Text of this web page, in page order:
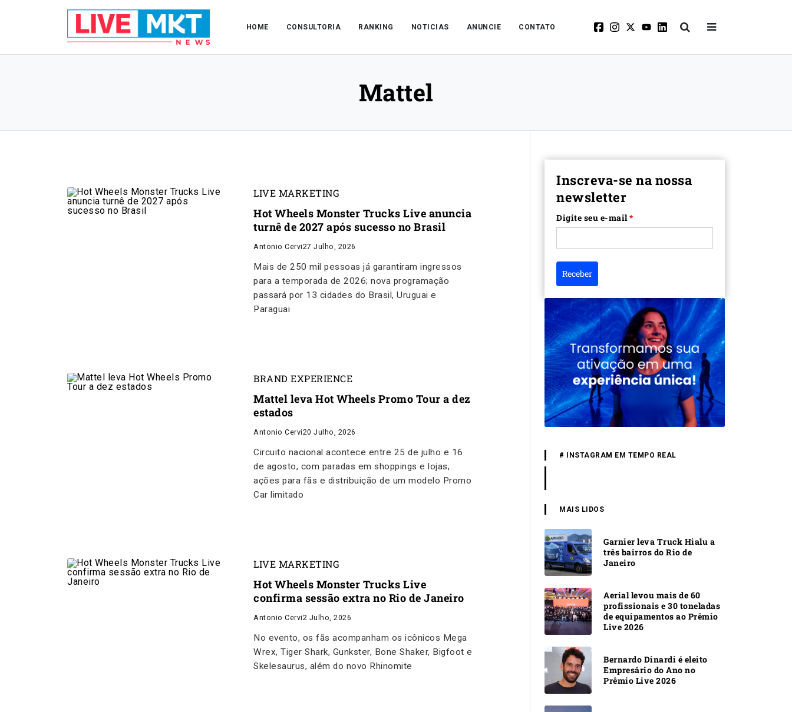
HOME CONSULTORIA RANKING NOTICIAS ANUNCIE CONTATO
Mattel
LIVE MARKETING
Hot Wheels Monster Trucks Live anuncia
turnê de 2027 após sucesso no Brasil
Antonio Cervi27 Julho, 2026
Mais de 250 mil pessoas já garantiram ingressos
para a temporada de 2026; nova programação
passará por 13 cidades do Brasil, Uruguai e
Paraguai
BRAND EXPERIENCE
Mattel leva Hot Wheels Promo Tour a dez
estados
Antonio Cervi20 Julho, 2026
Circuito nacional acontece entre 25 de julho e 16
de agosto, com paradas em shoppings e lojas,
ações para fãs e distribuição de um modelo Promo
Car limitado
LIVE MARKETING
Hot Wheels Monster Trucks Live
confirma sessão extra no Rio de Janeiro
Antonio Cervi2 Julho, 2026
No evento, os fãs acompanham os icônicos Mega
Wrex, Tiger Shark, Gunkster, Bone Shaker, Bigfoot e
Skelesaurus, além do novo Rhinomite
Inscreva-se na nossa
newsletter
Digite seu e-mail*
Receber
# INSTAGRAM EM TEMPO REAL
MAIS LIDOS
Garnier leva Truck Hialu a
três bairros do Rio de
Janeiro
Aerial levou mais de 60
profissionais e 30 toneladas
de equipamentos ao Prêmio
Live 2026
Bernardo Dinardi é eleito
Empresário do Ano no
Prêmio Live 2026